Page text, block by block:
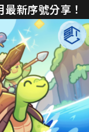
新序號分享！